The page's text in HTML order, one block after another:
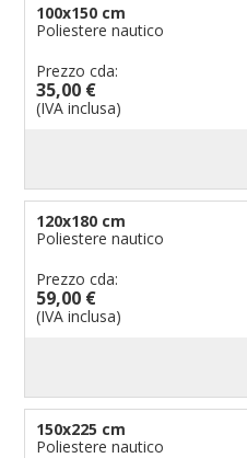
100x150 cm
Poliestere nautico
Prezzo cda:
35,00 €
(IVA inclusa)
120x180 cm
Poliestere nautico
Prezzo cda:
59,00 €
(IVA inclusa)
150x225 cm
Poliestere nautico